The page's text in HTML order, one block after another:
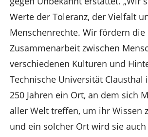
Werte der Toleranz, der Vielfalt
Menschenrechte. Wir fördern die
Zusammenarbeit zwischen
verschiedenen Kulturen und
Technische Universität Clausthal
250 Jahren ein Ort, an dem sich
aller Welt treffen, um ihr Wissen
und ein solcher Ort wird sie